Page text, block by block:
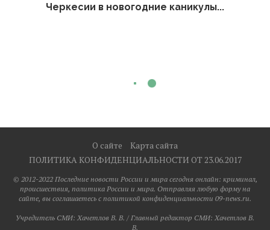
Черкесии в новогодние каникулы...
О сайте
Карта сайта
ПОЛИТИКА КОНФИДЕНЦИАЛЬНОСТИ ОТ 23.06.2017
© 2012-2022 Последние новости России и мира сегодня онлайн: криминал,
происшествия, политика России и мира. Отправляя любую форму на
сайте, вы соглашаетесь с политикой конфиденциальности 09-news.ru.
Учредитель СМИ: Хaчeтлoв B. B. / Главный редактор СМИ: Хaчeтлoв B.
B.